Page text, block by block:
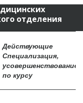
отделения
Действующие
Специализация,
усовершенствование
по курсу